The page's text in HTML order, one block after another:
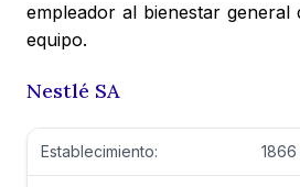
empleador al bienestar general
equipo.
Nestlé SA
Establecimiento: 1866